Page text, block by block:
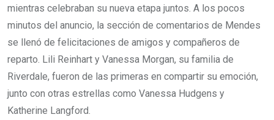
mientras celebraban su nueva etapa juntos. A los pocos
minutos del anuncio, la sección de comentarios de Mendes
se llenó de felicitaciones de amigos y compañeros de
reparto. Lili Reinhart y Vanessa Morgan, su familia de
Riverdale, fueron de las primeras en compartir su emoción,
junto con otras estrellas como Vanessa Hudgens y
Katherine Langford.